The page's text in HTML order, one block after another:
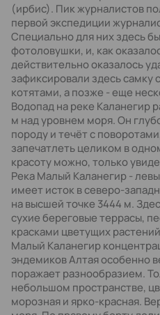
(ирбис). Пик журналистов
первой экспедиции
Специально для них здесь
фотоловушки, и, как
действительно оказалось
зафиксировали здесь самку
котятами, а позже - еще
Водопад на реке Каланегир
м над уровнем моря. Он
породу и течёт с
запечатлеть целиком в
красоту можно, только
Река Малый Каланегир -
имеет исток в северо-
на высшей точке 3444 м.
сухие береговые террасы,
красками цветущих
Малый Каланегир
эндемиков Алтая особенно
поражает разнообразием.
небольшом пространстве,
морозная и ярко-красная.